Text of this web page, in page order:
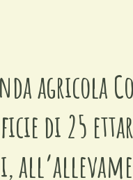
agricola
di 25